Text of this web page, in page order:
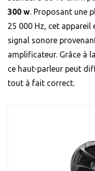
300 w. Proposant une
25 000 Hz, cet appareil
signal sonore
amplificateur. Grâce à
ce haut-parleur peut
tout à fait correct.